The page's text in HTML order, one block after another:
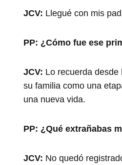
JCV: Llegué con mis
PP: ¿Cómo fue ese
JCV: Lo recuerda
su familia como una
una nueva vida.
PP: ¿Qué extrañabas
JCV: No quedó